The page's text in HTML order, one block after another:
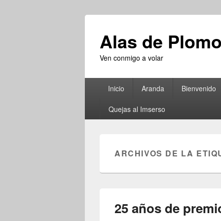
Alas de Plomo
Ven conmigo a volar
principalInicio Aranda Bienvenido
Quejas al Imserso
ARCHIVOS DE LA
25 años de